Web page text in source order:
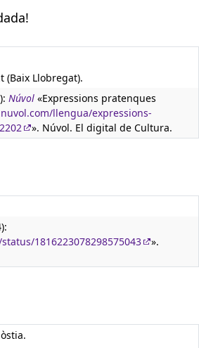
(Baix Llobregat).
Núvol «Expressions pratenques
llengua/expressions-
». Núvol. El digital de Cultura.
1816223078298575043
».